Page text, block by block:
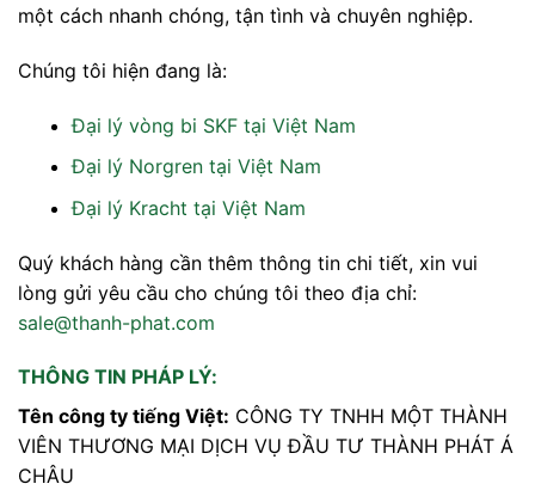
một cách nhanh chóng, tận tình và chuyên nghiệp.
Chúng tôi hiện đang là:
Đại lý vòng bi SKF tại Việt Nam
Đại lý Norgren tại Việt Nam
Đại lý Kracht tại Việt Nam
Quý khách hàng cần thêm thông tin chi tiết, xin vui
lòng gửi yêu cầu cho chúng tôi theo địa chỉ:
sale@thanh-phat.com
THÔNG TIN PHÁP LÝ:
Tên công ty tiếng Việt: CÔNG TY TNHH MỘT THÀNH
VIÊN THƯƠNG MẠI DỊCH VỤ ĐẦU TƯ THÀNH PHÁT Á
CHÂU